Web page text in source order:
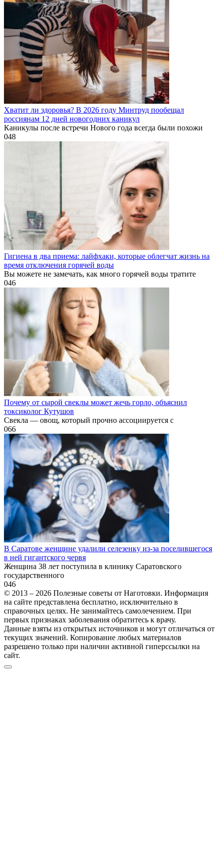
Хватит ли здоровья? В 2026 году Минтруд пообещал
россиянам 12 дней новогодних каникул
Каникулы после встречи Нового года всегда были похожи
048
Гигиена в два приема: лайфхаки, которые облегчат жизнь на
время отключения горячей воды
Вы можете не замечать, как много горячей воды тратите
046
Почему от сырой свеклы может жечь горло, объяснил
токсиколог Кутушов
Свекла — овощ, который прочно ассоциируется с
066
В Саратове женщине удалили селезенку из-за поселившегося
в ней гигантского червя
Женщина 38 лет поступила в клинику Саратовского
государственного
046
© 2013 – 2026 Полезные советы от Наготовки. Информация
на сайте представлена бесплатно, исключительно в
справочных целях. Не занимайтесь самолечением. При
первых признаках заболевания обратитесь к врачу.
Данные взяты из открытых источников и могут отличаться от
текущих значений. Копирование любых материалов
разрешено только при наличии активной гиперссылки на
сайт.